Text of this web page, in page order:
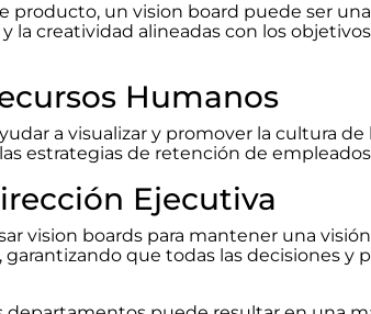
producto, un vision board puede ser
la creatividad alineadas con los
Humanos
a visualizar y promover la cultura de
estrategias de retención de
Ejecutiva
vision boards para mantener una visión
que todas las decisiones y